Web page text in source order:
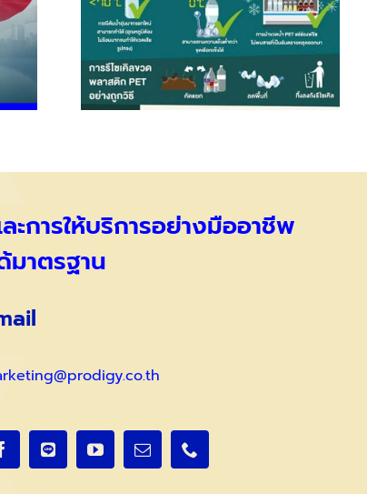
การให้บริการอย่างมืออาชีพ
าตรฐาน